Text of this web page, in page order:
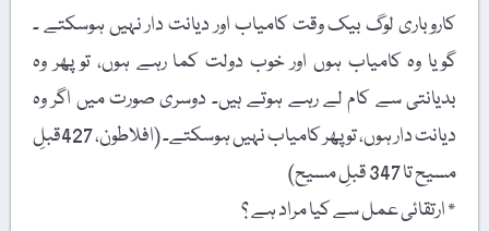
کاروباری لوگ بیک وقت کامیاب اور دیانت دار نہیں ہوسکتے ۔
گویا وہ کامیاب ہوں اور خوب دولت کما رہے ہوں، تو پھر وہ
بدیانتی سے کام لے رہے ہوتے ہیں۔ دوسری صورت میں اگر وہ
دیانت دار ہوں، تو پھر کامیاب نہیں ہوسکتے۔ (افلاطون، 427قبلِ
مسیح تا 347 قبلِ مسیح)
٭ ارتقائی عمل سے کیا مراد ہے ؟